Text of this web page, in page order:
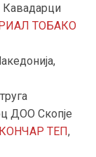
ТОБАКО
ДОО Скопје
ТЕП,